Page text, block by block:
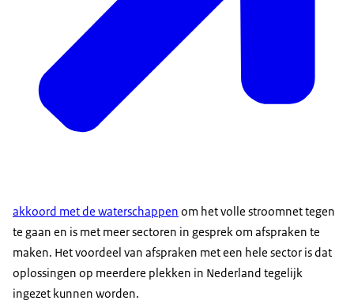
akkoord met de waterschappen om het volle stroomnet tegen
te gaan en is met meer sectoren in gesprek om afspraken te
maken. Het voordeel van afspraken met een hele sector is dat
oplossingen op meerdere plekken in Nederland tegelijk
ingezet kunnen worden.